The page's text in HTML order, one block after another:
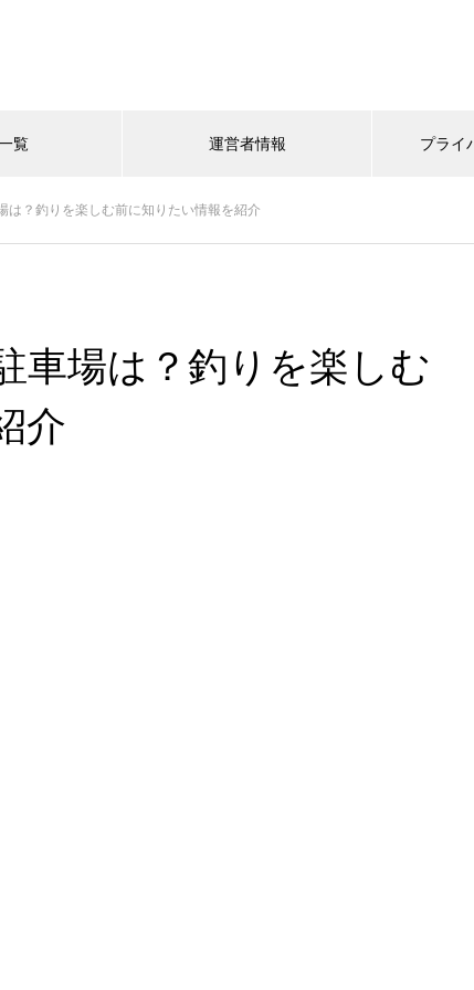
覧 運営者情報 プライ
は？釣りを楽しむ前に知りたい情報を紹介
車場は？釣りを楽しむ
介